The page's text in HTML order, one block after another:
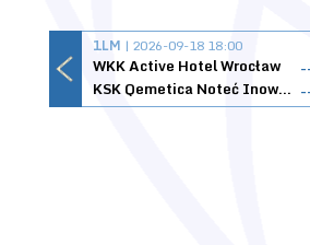
1LM | 2026-09-18 18:00
WKK Active Hotel Wrocław
KSK Qemetica Noteć Inowrocław